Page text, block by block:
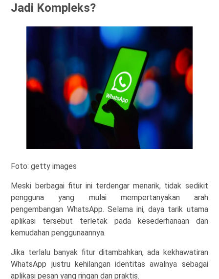
Jadi Kompleks?
Foto: getty images
Meski berbagai fitur ini terdengar menarik, tidak sedikit
pengguna yang mulai mempertanyakan arah
pengembangan WhatsApp. Selama ini, daya tarik utama
aplikasi tersebut terletak pada kesederhanaan dan
kemudahan penggunaannya.
Jika terlalu banyak fitur ditambahkan, ada kekhawatiran
WhatsApp justru kehilangan identitas awalnya sebagai
aplikasi pesan yang ringan dan praktis.